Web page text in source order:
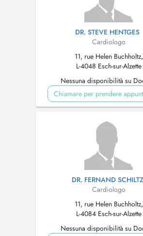
DR. STEVE HENTGES
Cardiologo
11, rue Helen Buchholtz,
L-4048 Esch-sur-Alzette
Nessuna disponibilità su
Chiamare per prendere
DR. FERNAND SCHILTZ
Cardiologo
11, rue Helen Buchholtz,
L-4084 Esch-sur-Alzette
Nessuna disponibilità su